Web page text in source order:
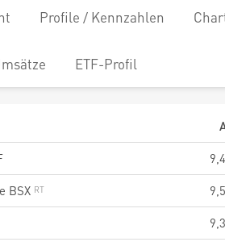
Profile / Kennzahlen
ETF-Profil
BSX